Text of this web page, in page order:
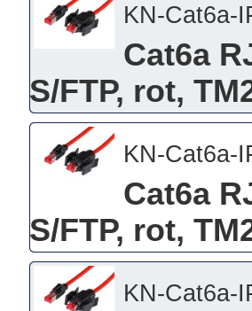
KN-Cat6a-
Cat6a
S/FTP, rot,
KN-Cat6a-
Cat6a
S/FTP, rot,
KN-Cat6a-